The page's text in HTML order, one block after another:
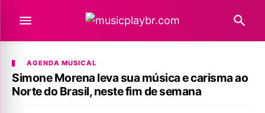
AGENDA MUSICAL
Simone Morena leva sua música e carisma ao
Norte do Brasil, neste fim de semana